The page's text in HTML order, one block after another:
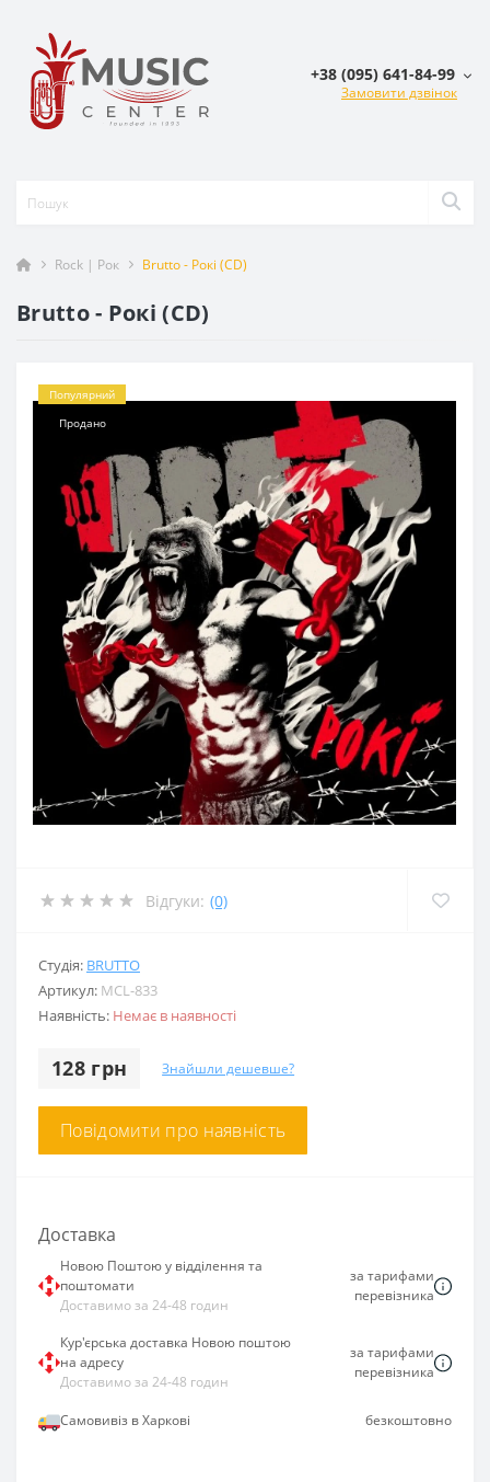
+38 (095) 641-84-99
Замовити дзвінок
Rock | Рок Brutto - Рокі (CD)
Brutto - Рокі (CD)
Популярний
Продано
Відгуки: (0)
Студія: BRUTTO
Артикул: MCL-833
Наявність: Немає в наявності
128 грн Знайшли дешевше?
Повідомити про наявність
Доставка
Новою Поштою у відділення та
поштомати
Доставимо за 24-48 годин
за тарифами
перевізника
Кур'єрська доставка Новою поштою
на адресу
Доставимо за 24-48 годин
за тарифами
перевізника
Самовивіз в Харкові безкоштовно